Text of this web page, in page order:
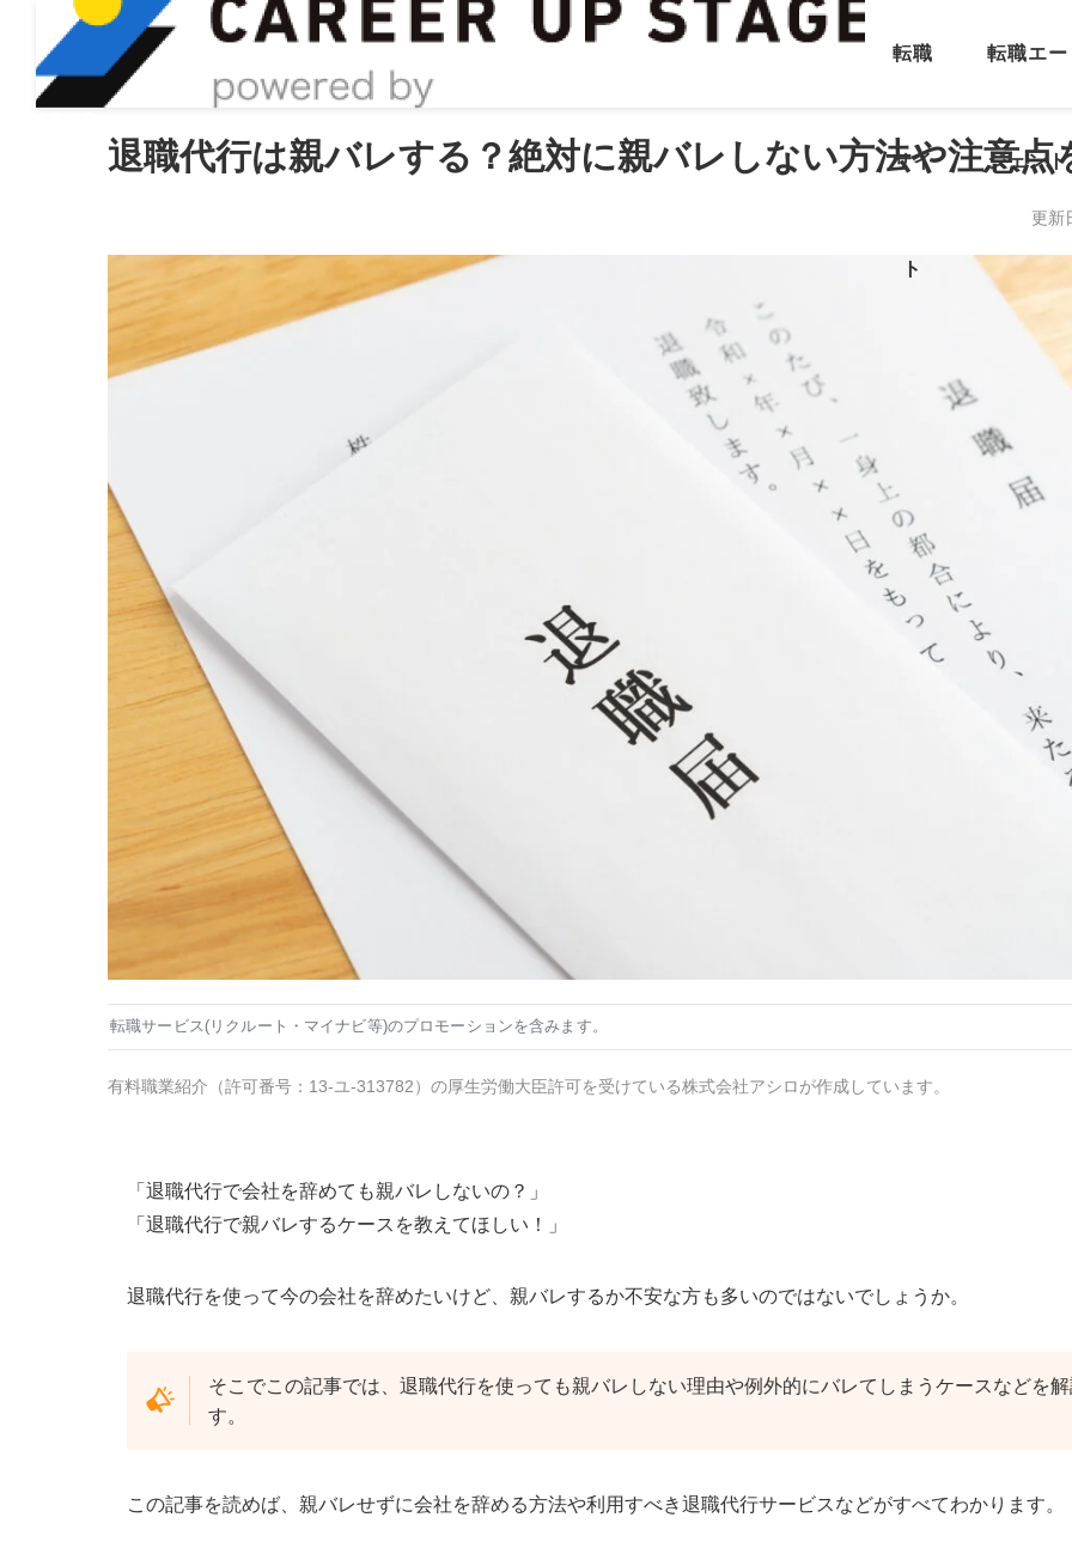
転職
サイ
ト
転職エー
ジェント
退職代行は親バレする？絶対に親バレしない方法や注意点
更新
転職サービス(リクルート・マイナビ等)のプロモーションを含みます。
有料職業紹介 （許可番号：13-ユ-313782）の厚生労働大臣許可を受けている株式会社アシロが作成しています。
「退職代行で会社を辞めても親バレしないの？」
「退職代行で親バレするケースを教えてほしい！」
退職代行を使って今の会社を辞めたいけど、親バレするか不安な方も多いのではないでしょうか。
そこでこの記事では、退職代行を使っても親バレしない理由や例外的にバレてしまうケースなどを
す。
この記事を読めば、親バレせずに会社を辞める方法や利用すべき退職代行サービスなどがすべてわかります。